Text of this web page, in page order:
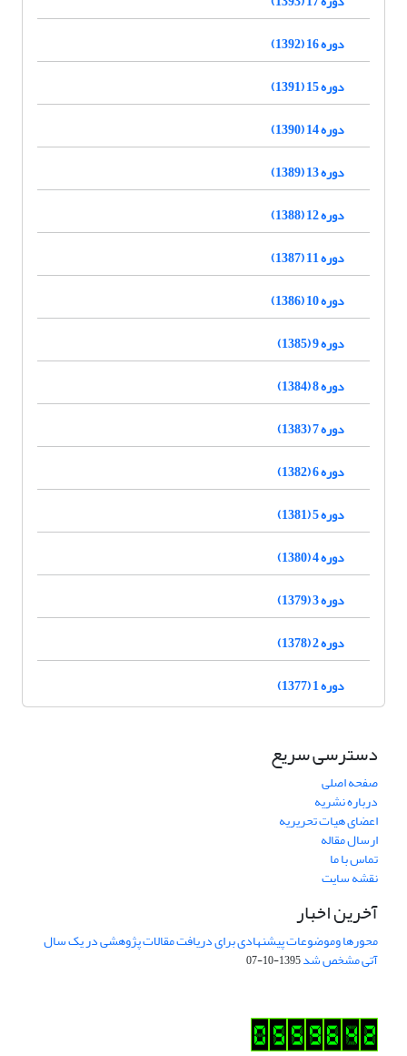
دوره 16 (1392)
دوره 15 (1391)
دوره 14 (1390)
دوره 13 (1389)
دوره 12 (1388)
دوره 11 (1387)
دوره 10 (1386)
دوره 9 (1385)
دوره 8 (1384)
دوره 7 (1383)
دوره 6 (1382)
دوره 5 (1381)
دوره 4 (1380)
دوره 3 (1379)
دوره 2 (1378)
دوره 1 (1377)
دسترسی سریع
صفحه اصلی
درباره نشریه
اعضای هیات تحریریه
ارسال مقاله
تماس با ما
نقشه سایت
آخرین اخبار
محورها وموضوعات پیشنهادی برای دریافت مقالات پژوهشی در یک سال
آتی مشخص شد1395-10-07